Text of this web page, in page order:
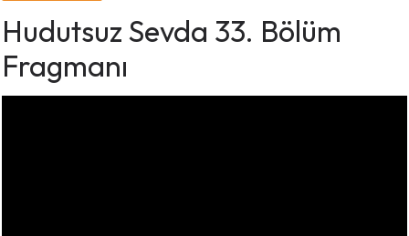
Hudutsuz Sevda 33. Bölüm
Fragmanı